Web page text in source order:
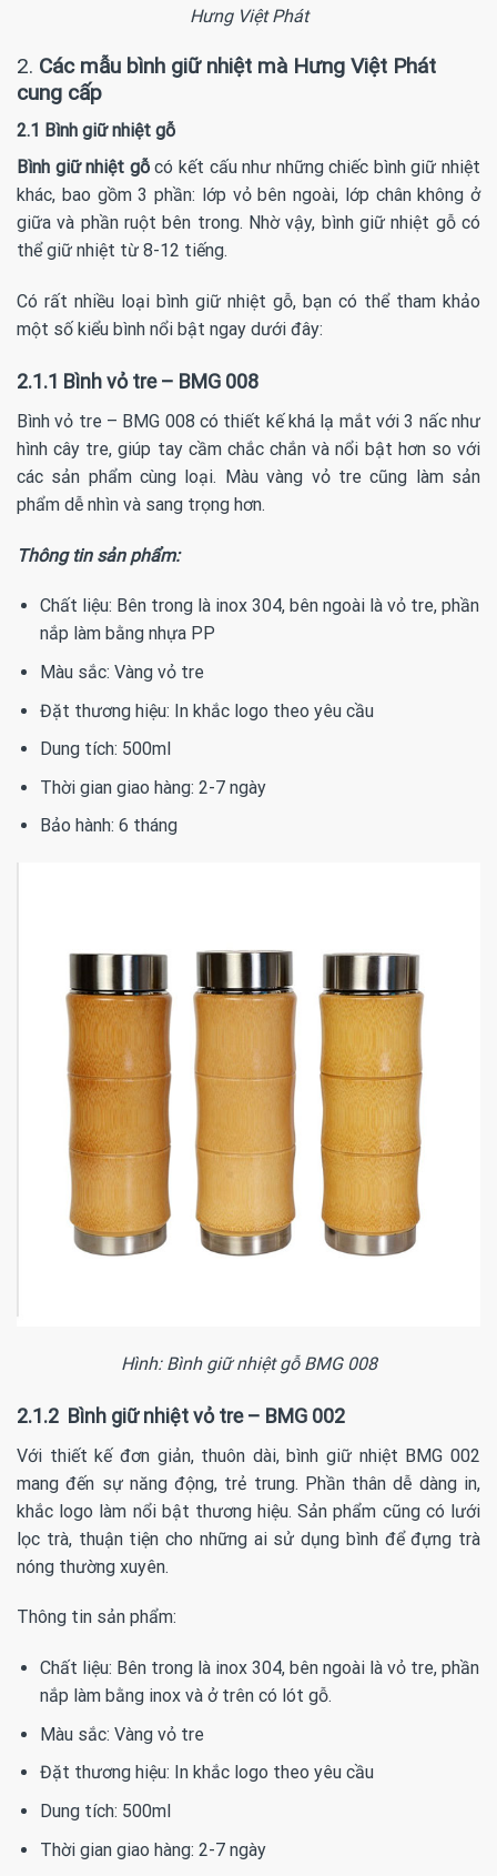
Hưng Việt Phát
2. Các mẫu bình giữ nhiệt mà Hưng Việt Phát
cung cấp
2.1 Bình giữ nhiệt gỗ
Bình giữ nhiệt gỗcó kết cấu như những chiếc bình giữ nhiệt
khác, bao gồm 3 phần: lớp vỏ bên ngoài, lớp chân không ở
giữa và phần ruột bên trong. Nhờ vậy, bình giữ nhiệt gỗ có
thể giữ nhiệt từ 8-12 tiếng.
Có rất nhiều loại bình giữ nhiệt gỗ, bạn có thể tham khảo
một số kiểu bình nổi bật ngay dưới đây:
2.1.1 Bình vỏ tre – BMG 008
Bình vỏ tre – BMG 008 có thiết kế khá lạ mắt với 3 nấc như
hình cây tre, giúp tay cầm chắc chắn và nổi bật hơn so với
các sản phẩm cùng loại. Màu vàng vỏ tre cũng làm sản
phẩm dễ nhìn và sang trọng hơn.
Thông tin sản phẩm:
Chất liệu: Bên trong là inox 304, bên ngoài là vỏ tre, phần
nắp làm bằng nhựa PP
Màu sắc: Vàng vỏ tre
Đặt thương hiệu: In khắc logo theo yêu cầu
Dung tích: 500ml
Thời gian giao hàng: 2-7 ngày
Bảo hành: 6 tháng
Hình: Bình giữ nhiệt gỗ BMG 008
2.1.2 Bình giữ nhiệt vỏ tre – BMG 002
Với thiết kế đơn giản, thuôn dài, bình giữ nhiệt BMG 002
mang đến sự năng động, trẻ trung. Phần thân dễ dàng in,
khắc logo làm nổi bật thương hiệu. Sản phẩm cũng có lưới
lọc trà, thuận tiện cho những ai sử dụng bình để đựng trà
nóng thường xuyên.
Thông tin sản phẩm:
Chất liệu: Bên trong là inox 304, bên ngoài là vỏ tre, phần
nắp làm bằng inox và ở trên có lót gỗ.
Màu sắc: Vàng vỏ tre
Đặt thương hiệu: In khắc logo theo yêu cầu
Dung tích: 500ml
Thời gian giao hàng: 2-7 ngày